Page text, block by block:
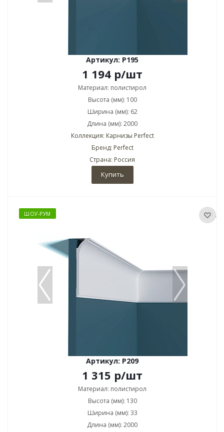
Артикул: P195
1 194 р/шт
Материал: полистирол
Высота (мм): 100
Ширина (мм): 62
Длина (мм): 2000
Коллекция: Карнизы Perfect
Бренд: Perfect
Страна: Россия
Купить
ШОУ-РУМ
Артикул: P209
1 315 р/шт
Материал: полистирол
Высота (мм): 130
Ширина (мм): 33
Длина (мм): 2000